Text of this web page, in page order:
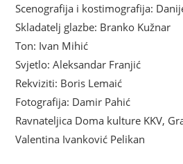
Scenografija i kostimografija:
Skladatelj glazbe: Branko Kužnar
Ton: Ivan Mihić
Svjetlo: Aleksandar Franjić
Rekviziti: Boris Lemaić
Fotografija: Damir Pahić
Ravnateljica Doma kulture KKV,
Valentina Ivanković Pelikan